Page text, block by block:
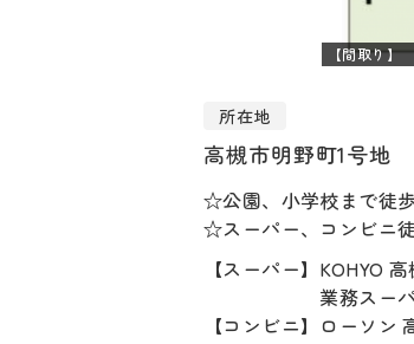
【間取り】
所在地
高槻市明野町1号地
☆公園、小学校まで徒
☆スーパー、コンビニ
【スーパー】
業務スーパー
【コンビニ】ローソ